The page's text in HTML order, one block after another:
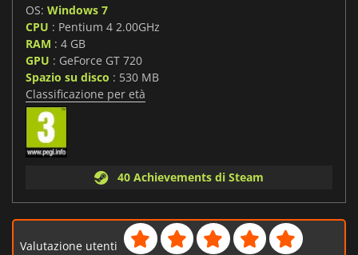
OS: Windows 7
CPU : Pentium 4 2.00GHz
RAM : 4 GB
GPU : GeForce GT 720
Spazio su disco : 530 MB
Classificazione per età
40 Achievements di Steam
Valutazione utenti